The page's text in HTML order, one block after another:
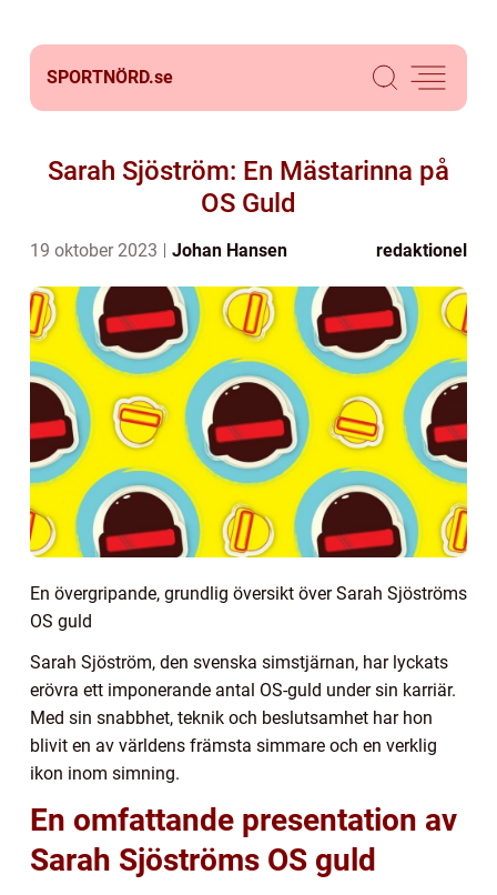
SPORTNÖRD.se
Sarah Sjöström: En Mästarinna på
OS Guld
19 oktober 2023 Johan Hansen redaktionel
En övergripande, grundlig översikt över Sarah Sjöströms
OS guld
Sarah Sjöström, den svenska simstjärnan, har lyckats
erövra ett imponerande antal OS-guld under sin karriär.
Med sin snabbhet, teknik och beslutsamhet har hon
blivit en av världens främsta simmare och en verklig
ikon inom simning.
En omfattande presentation av
Sarah Sjöströms OS guld